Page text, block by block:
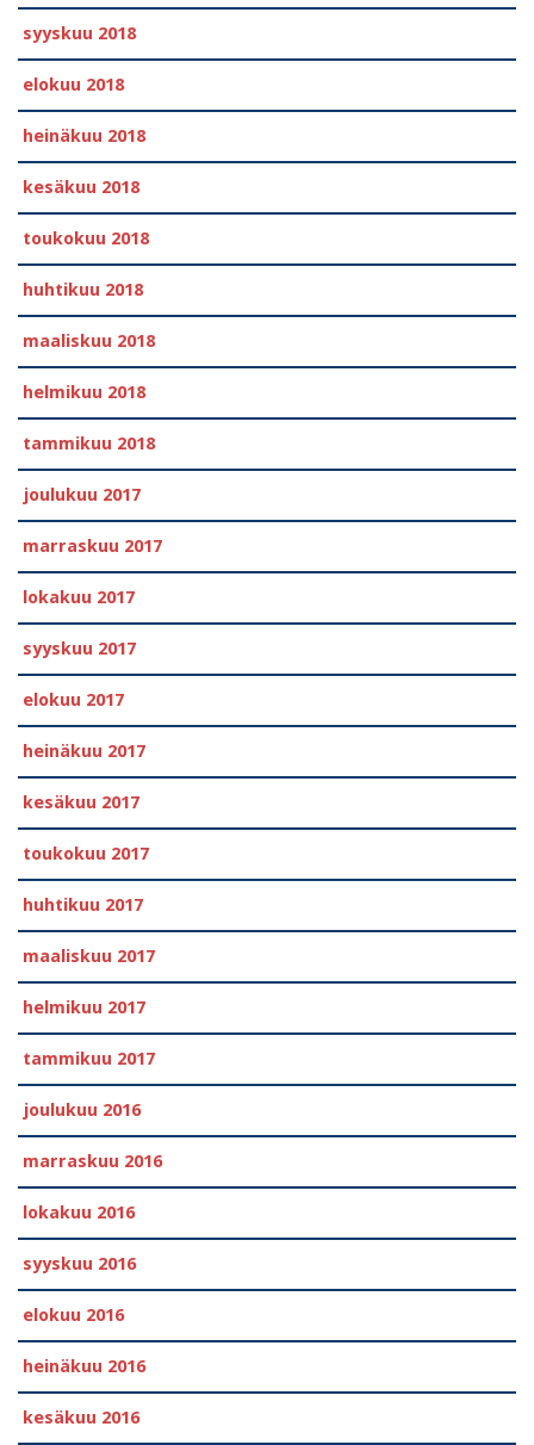
syyskuu 2018
elokuu 2018
heinäkuu 2018
kesäkuu 2018
toukokuu 2018
huhtikuu 2018
maaliskuu 2018
helmikuu 2018
tammikuu 2018
joulukuu 2017
marraskuu 2017
lokakuu 2017
syyskuu 2017
elokuu 2017
heinäkuu 2017
kesäkuu 2017
toukokuu 2017
huhtikuu 2017
maaliskuu 2017
helmikuu 2017
tammikuu 2017
joulukuu 2016
marraskuu 2016
lokakuu 2016
syyskuu 2016
elokuu 2016
heinäkuu 2016
kesäkuu 2016